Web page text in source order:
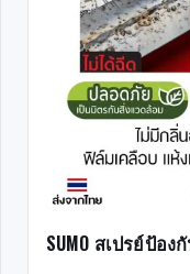
SUMO สเปรย์ป้อ